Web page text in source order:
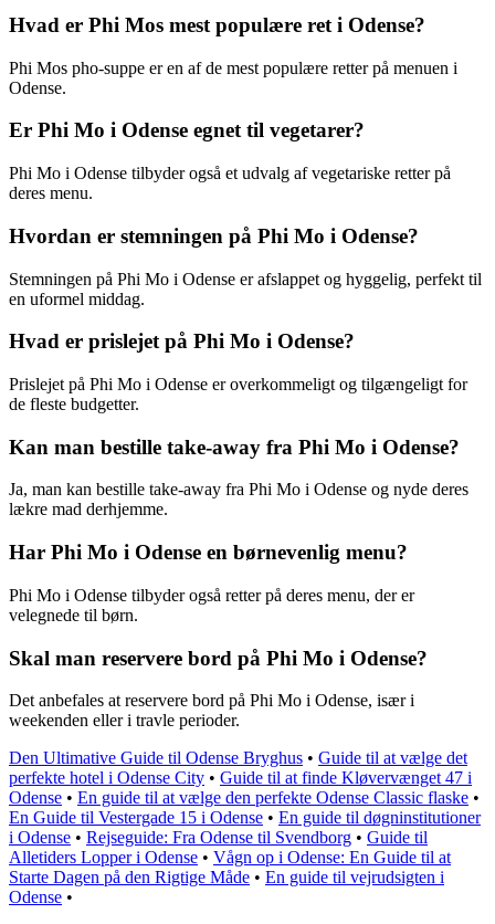
Hvad er Phi Mos mest populære ret i Odense?
Phi Mos pho-suppe er en af de mest populære retter på menuen i
Odense.
Er Phi Mo i Odense egnet til vegetarer?
Phi Mo i Odense tilbyder også et udvalg af vegetariske retter på
deres menu.
Hvordan er stemningen på Phi Mo i Odense?
Stemningen på Phi Mo i Odense er afslappet og hyggelig, perfekt til
en uformel middag.
Hvad er prislejet på Phi Mo i Odense?
Prislejet på Phi Mo i Odense er overkommeligt og tilgængeligt for
de fleste budgetter.
Kan man bestille take-away fra Phi Mo i Odense?
Ja, man kan bestille take-away fra Phi Mo i Odense og nyde deres
lækre mad derhjemme.
Har Phi Mo i Odense en børnevenlig menu?
Phi Mo i Odense tilbyder også retter på deres menu, der er
velegnede til børn.
Skal man reservere bord på Phi Mo i Odense?
Det anbefales at reservere bord på Phi Mo i Odense, især i
weekenden eller i travle perioder.
Den Ultimative Guide til Odense Bryghus • Guide til at vælge det
perfekte hotel i Odense City • Guide til at finde Kløvervænget 47 i
Odense • En guide til at vælge den perfekte Odense Classic flaske •
En Guide til Vestergade 15 i Odense • En guide til døgninstitutioner
i Odense • Rejseguide: Fra Odense til Svendborg • Guide til
Alletiders Lopper i Odense • Vågn op i Odense: En Guide til at
Starte Dagen på den Rigtige Måde • En guide til vejrudsigten i
Odense •